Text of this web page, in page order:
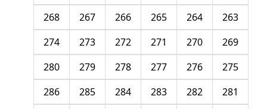
263
264
265
266
267
268
269
270
271
272
273
274
275
276
277
278
279
280
281
282
283
284
285
286